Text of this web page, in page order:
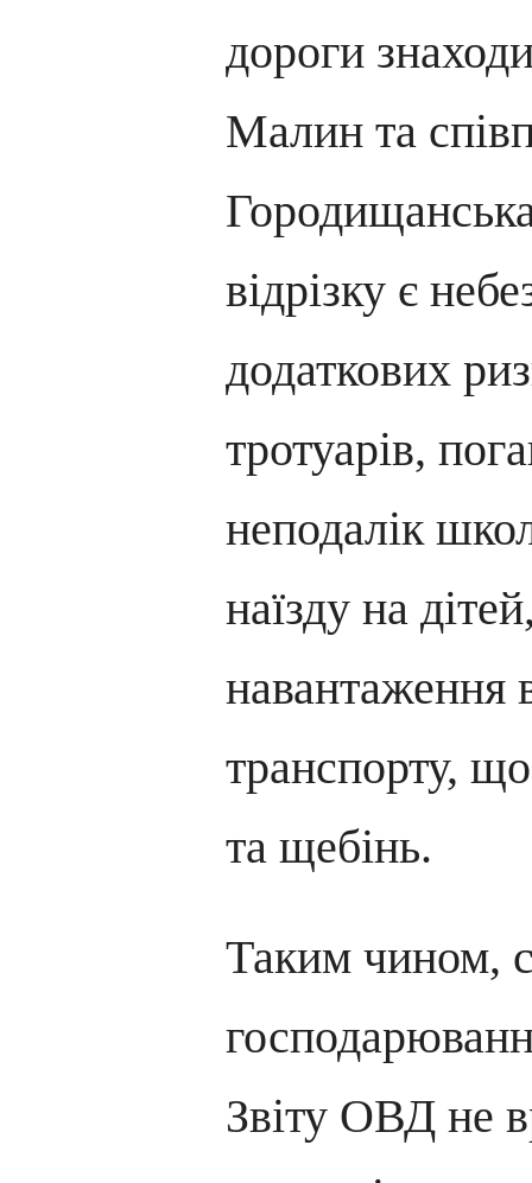
дороги
Малин та
відрізку є
додаткових
тротуарів,
неподалік
наїзду на
навантаження
транспорту,
та щебінь.
Таким чином,
Звіту ОВД не